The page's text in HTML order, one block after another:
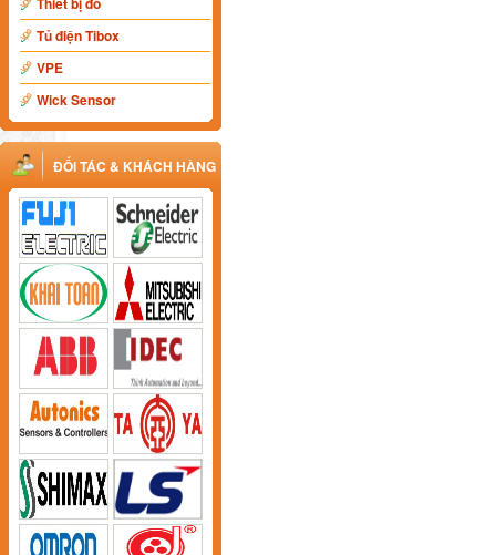
Tủ điện Tibox
VPE
Wick Sensor
ĐỐI TÁC & KHÁCH HÀNG